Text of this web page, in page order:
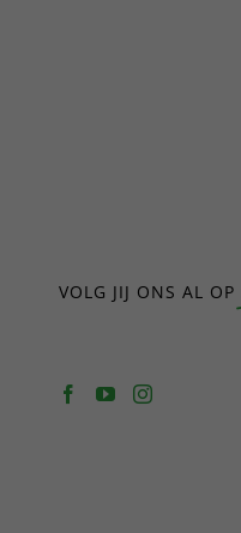
VOLG JIJ ONS AL OP